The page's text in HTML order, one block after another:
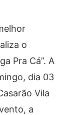
o
Pra Cá”. A
dia 03
Vila
a